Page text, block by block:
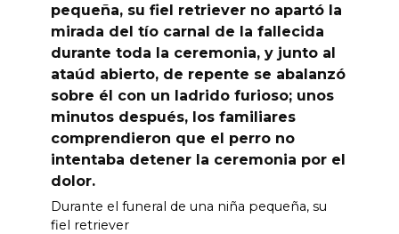
pequeña, su fiel retriever no apartó la
mirada del tío carnal de la fallecida
durante toda la ceremonia, y junto al
ataúd abierto, de repente se abalanzó
sobre él con un ladrido furioso; unos
minutos después, los familiares
comprendieron que el perro no
intentaba detener la ceremonia por el
dolor.
Durante el funeral de una niña pequeña, su
fiel retriever